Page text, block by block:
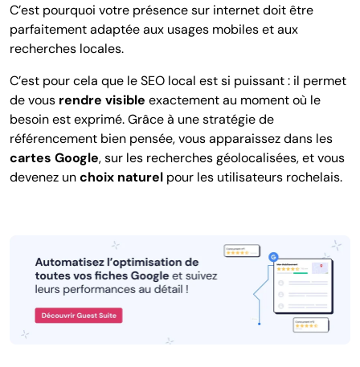
C’est pourquoi votre présence sur internet doit être
parfaitement adaptée aux usages mobiles et aux
recherches locales.
C’est pour cela que le SEO local est si puissant : il permet
de vous rendre visible exactement au moment où le
besoin est exprimé. Grâce à une stratégie de
référencement bien pensée, vous apparaissez dans les
cartes Google, sur les recherches géolocalisées, et vous
devenez unchoix naturel pour les utilisateurs rochelais.